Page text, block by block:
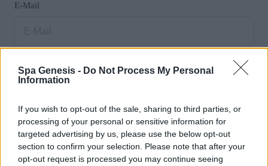
Spa Genesis - Do Not Process My Personal
Information
If you wish to opt-out of the sale, sharing to third parties, or
processing of your personal or sensitive information for
targeted advertising by us, please use the below opt-out
section to confirm your selection. Please note that after your
opt-out request is processed you may continue seeing
E-Mail
Κωδικός πρόσβασης
Επιβεβαίωση κωδικού πρόσβασης